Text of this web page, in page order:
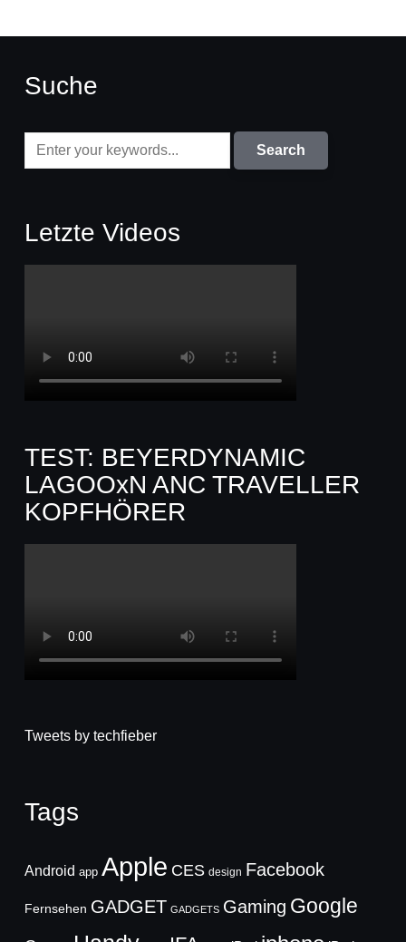
Suche
Letzte Videos
TEST: BEYERDYNAMIC
LAGOOxN ANC TRAVELLER
KOPFHÖRER
Tweets by techfieber
Tags
Android app Apple CES design Facebook
Fernsehen GADGET GADGETS Gaming Google